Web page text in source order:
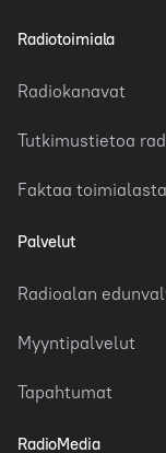
Radiotoimiala
Radiokanavat
Tutkimustietoa
Faktaa toimialasta
Palvelut
Radioalan
Myyntipalvelut
Tapahtumat
RadioMedia